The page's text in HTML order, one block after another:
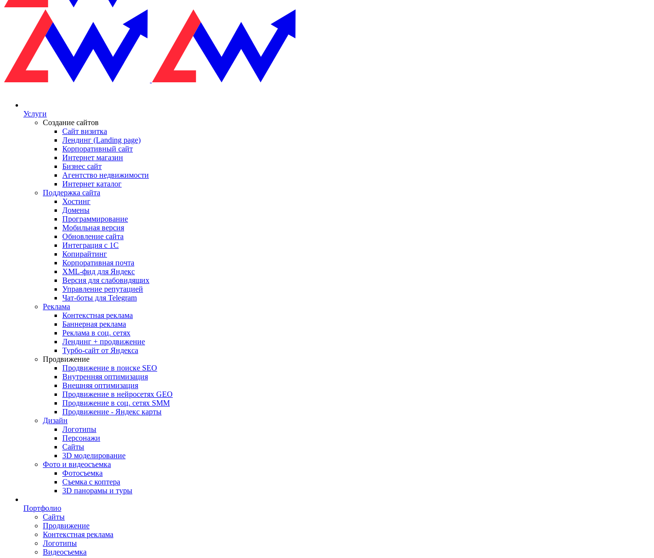
Услуги
Создание сайтов
Сайт визитка
Лендинг (Landing page)
Корпоративный сайт
Интернет магазин
Бизнес сайт
Агентство недвижимости
Интернет каталог
Поддержка сайта
Хостинг
Домены
Программирование
Мобильная версия
Обновление сайта
Интеграция с 1С
Копирайтинг
Корпоративная почта
XML-фид для Яндекс
Версия для слабовидящих
Управление репутацией
Чат-боты для Telegram
Реклама
Контекстная реклама
Баннерная реклама
Реклама в соц. сетях
Лендинг + продвижение
Турбо-сайт от Яндекса
Продвижение
Продвижение в поиске SEO
Внутренняя оптимизация
Внешняя оптимизация
Продвижение в нейросетях GEO
Продвижение в соц. сетях SMM
Продвижение - Яндекс карты
Дизайн
Логотипы
Персонажи
Сайты
3D моделирование
Фото и видеосъемка
Фотосъемка
Съемка с коптера
3D панорамы и туры
Портфолио
Сайты
Продвижение
Контекстная реклама
Логотипы
Видеосъемка